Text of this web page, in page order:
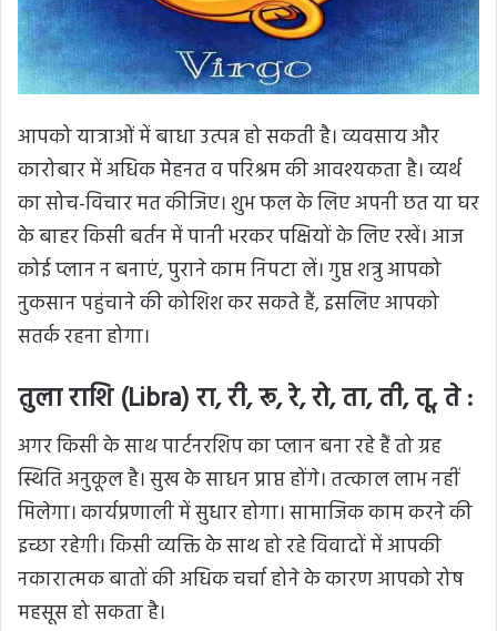
आपको यात्राओं में बाधा उत्पन्न हो सकती है। व्यवसाय और
कारोबार में अधिक मेहनत व परिश्रम की आवश्यकता है। व्यर्थ
का सोच-विचार मत कीजिए। शुभ फल के लिए अपनी छत या घर
के बाहर किसी बर्तन में पानी भरकर पक्षियों के लिए रखें। आज
कोई प्लान न बनाएं, पुराने काम निपटा लें। गुप्त शत्रु आपको
नुकसान पहुंचाने की कोशिश कर सकते हैं, इसलिए आपको
सतर्क रहना होगा।
तुला राशि (Libra) रा, री, रू, रे, रो, ता, ती, तू, ते :
अगर किसी के साथ पार्टनरशिप का प्लान बना रहे हैं तो ग्रह
स्थिति अनुकूल है। सुख के साधन प्राप्त होंगे। तत्काल लाभ नहीं
मिलेगा। कार्यप्रणाली में सुधार होगा। सामाजिक काम करने की
इच्छा रहेगी। किसी व्यक्ति के साथ हो रहेविवादोंमें आपकी
नकारात्मक बातों की अधिक चर्चा होने के कारण आपको रोष
महसूस हो सकता है।